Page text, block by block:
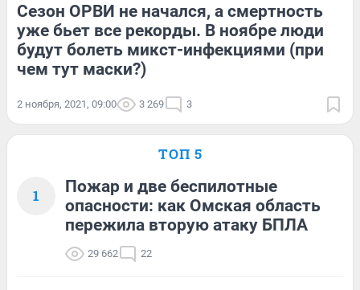
Сезон ОРВИ не начался, а смертность
уже бьет все рекорды. В ноябре люди
будут болеть микст-инфекциями (при
чем тут маски?)
2 ноября, 2021, 09:00 3 269 3
ТОП 5
1
Пожар и две беспилотные
опасности: как Омская область
пережила вторую атаку БПЛА
29 662 22